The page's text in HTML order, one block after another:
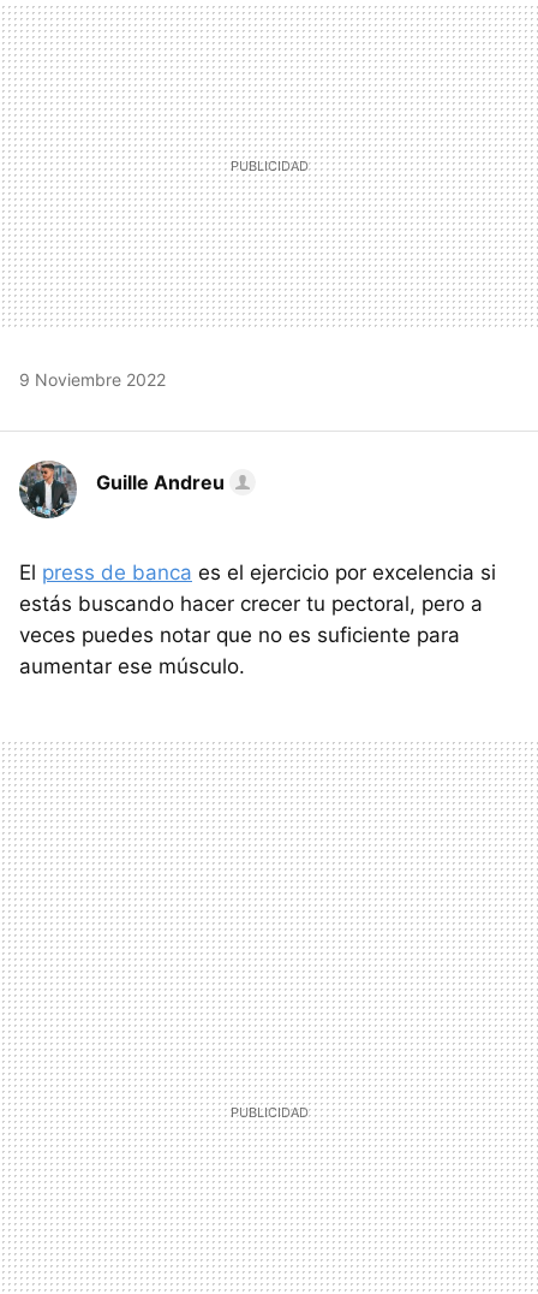
MAIL
9 Noviembre 2022
Guille Andreu
El press de banca es el ejercicio por excelencia si
estás buscando hacer crecer tu pectoral, pero a
veces puedes notar que no es suficiente para
aumentar ese músculo.